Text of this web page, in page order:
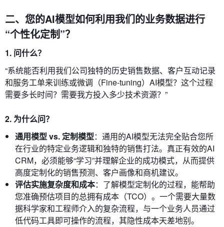
二、您的AI模型如何利用我们的业务数据进行
“个性化定制”？
1. 问什么？
“系统能否利用我们公司独特的历史销售数据、客户互动记录
和服务工单来训练或微调（Fine-tuning）AI模型？这个过程
需要多长时间？需要我方投入多少技术资源？”
2. 为什么问？
通用模型 vs. 定制模型：通用的AI模型无法完全贴合您所
在行业的特定业务逻辑和独特的销售打法。真正有效的AI
CRM，必须能够“学习”并理解企业的成功模式，从而提供
高度定制化的销售预测、客户画像和商机建议。
评估实施复杂度和成本：了解模型定制化的过程，能帮助
您准确预估项目的总拥有成本（TCO）。一个需要大量数
据科学家和工程师介入的复杂流程，与一个业务人员通过
低代码工具即可操作的流程，其隐性成本天差地别。